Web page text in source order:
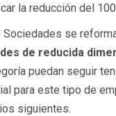
la reducción del
Sociedades se
de reducida
puedan seguir
para este tipo de
siguientes.